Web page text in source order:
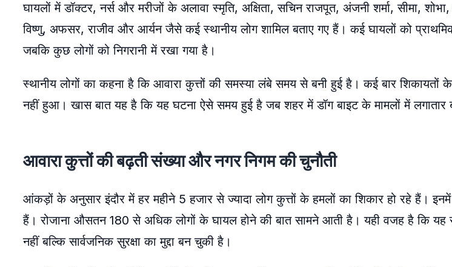
घायलों में डॉक्टर, नर्स और मरीजों के अलावा स्मृति, अक्षिता, सचिन राजपूत, अंजनी शर्मा, सीमा,
विष्णु, अफसर, राजीव और आर्यन जैसे कई स्थानीय लोग शामिल बताए गए हैं। कई घायलों को
जबकि कुछ लोगों को निगरानी में रखा गया है।
स्थानीय लोगों का कहना है कि आवारा कुत्तों की समस्या लंबे समय से बनी हुई है। कई बार शिकायतों
नहीं हुआ। खास बात यह है कि यह घटना ऐसे समय हुई है जब शहर में डॉग बाइट के मामलों में लगातार
आवारा कुत्तों की बढ़ती संख्या और नगर निगम की चुनौती
आंकड़ों के अनुसार इंदौर में हर महीने 5 हजार से ज्यादा लोग कुत्तों के हमलों का शिकार हो रहे हैं।
हैं। रोजाना औसतन 180 से अधिक लोगों के घायल होने की बात सामने आती है। यही वजह है कि
नहीं बल्कि सार्वजनिक सुरक्षा का मुद्दा बन चुकी है।